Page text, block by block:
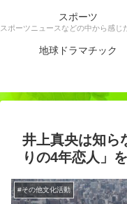
スポーツ
地球ドラマチック
井上真央は知
りの4年恋人」
#その他文化活動